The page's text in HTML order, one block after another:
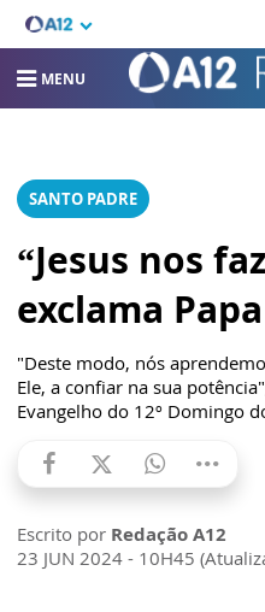
MENU
SANTO PADRE
“Jesus nos
exclama
"Deste modo, nós
Ele, a confiar na sua
Evangelho do 12º Domingo
Escrito por Redação A12
23 JUN 2024 - 10H45